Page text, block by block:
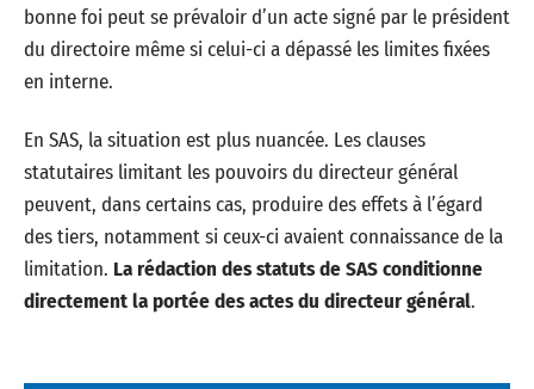
bonne foi peut se prévaloir d’un acte signé par le président
du directoire même si celui-ci a dépassé les limites fixées
en interne.
En SAS, la situation est plus nuancée. Les clauses
statutaires limitant les pouvoirs du directeur général
peuvent, dans certains cas, produire des effets à l’égard
des tiers, notamment si ceux-ci avaient connaissance de la
limitation. La rédaction des statuts de SAS conditionne
directement la portée des actes du directeur général.